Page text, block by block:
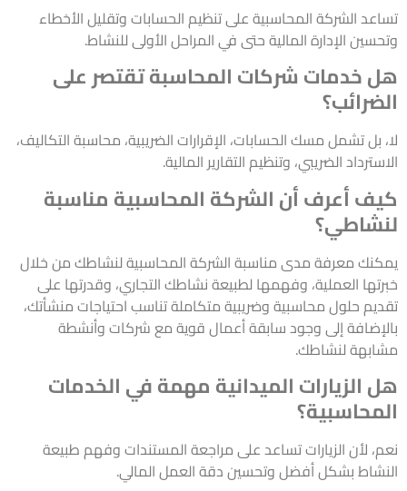
تساعد الشركة المحاسبية على تنظيم الحسابات وتقليل الأخطاء
وتحسين الإدارة المالية حتى في المراحل الأولى للنشاط.
هل خدمات شركات المحاسبة تقتصر على
الضرائب؟
لا، بل تشمل مسك الحسابات، الإقرارات الضريبية، محاسبة التكاليف،
الاسترداد الضريبي، وتنظيم التقارير المالية.
كيف أعرف أن الشركة المحاسبية مناسبة
لنشاطي؟
يمكنك معرفة مدى مناسبة الشركة المحاسبية لنشاطك من خلال
خبرتها العملية، وفهمها لطبيعة نشاطك التجاري، وقدرتها على
تقديم حلول محاسبية وضريبية متكاملة تناسب احتياجات منشأتك،
بالإضافة إلى وجود سابقة أعمال قوية مع شركات وأنشطة
مشابهة لنشاطك.
هل الزيارات الميدانية مهمة في الخدمات
المحاسبية؟
نعم، لأن الزيارات تساعد على مراجعة المستندات وفهم طبيعة
النشاط بشكل أفضل وتحسين دقة العمل المالي.